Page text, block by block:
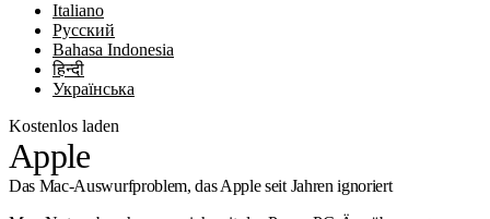
Italiano
Русский
Bahasa Indonesia
हिन्दी
Українська
Kostenlos laden
Apple
Das Mac-Auswurfproblem, das Apple seit Jahren ignoriert